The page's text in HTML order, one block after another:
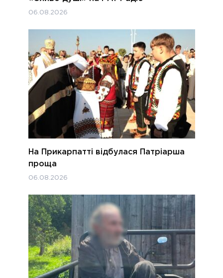
06.08.2026
На Прикарпатті відбулася Патріарша
проща
06.08.2026